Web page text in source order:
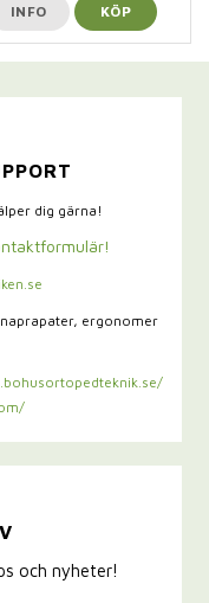
INFO KÖP
dig gärna!
naprapater, ergonomer
och nyheter!